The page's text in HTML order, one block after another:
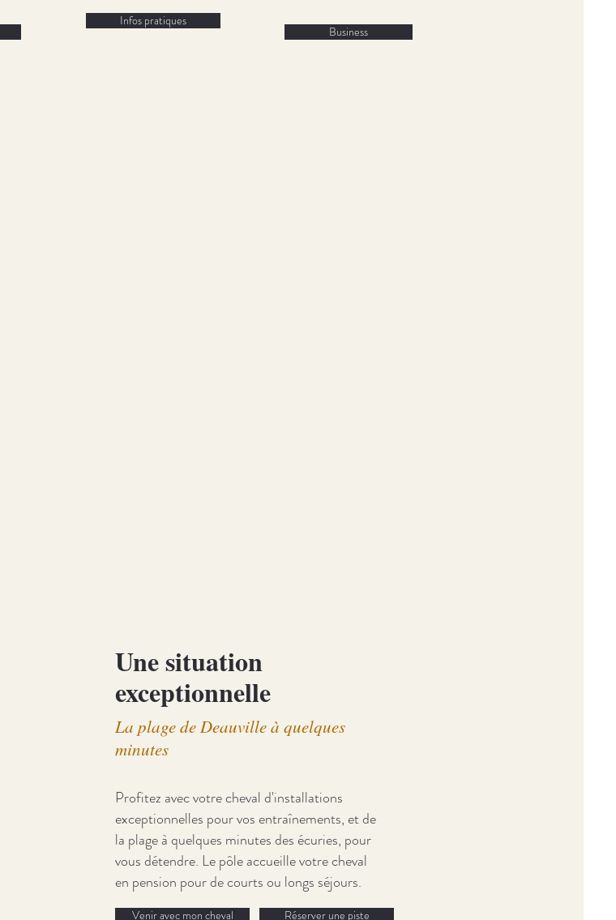
Infos pratiques
Business
Une situation
exceptionnelle
La plage de Deauville à quelques
minutes
Profitez avec votre cheval d'installations
exceptionnelles pour vos entraînements, et de
la plage à quelques minutes des écuries, pour
vous détendre. Le pôle accueille votre cheval
en pension pour de courts ou longs séjours.
Venir avec mon cheval Réserver une piste